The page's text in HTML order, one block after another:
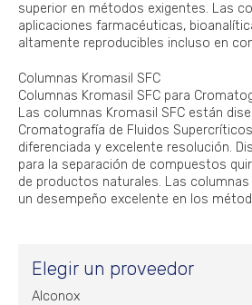
superior en métodos exigentes. Las
aplicaciones farmacéuticas,
altamente reproducibles incluso en
Columnas Kromasil SFC
Columnas Kromasil SFC para
Las columnas Kromasil SFC están
Cromatografía de Fluidos
diferenciada y excelente resolución.
para la separación de compuestos
de productos naturales. Las
un desempeño excelente en los
Elegir un proveedor
Alconox